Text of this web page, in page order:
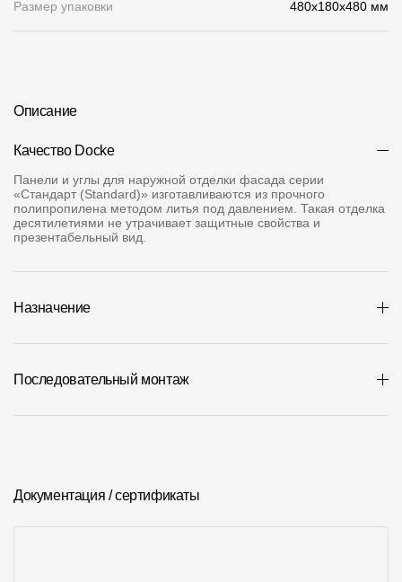
О компании
Отправка рекламации
Предложения по сотрудничеству
Вакансии
B2B
Размер упаковки 480x180x480 мм
Описание
Качество Docke
Панели и углы для наружной отделки фасада серии
«Стандарт (Standard)» изготавливаются из прочного
полипропилена методом литья под давлением. Такая отделка
десятилетиями не утрачивает защитные свойства и
презентабельный вид.
Назначение
Последовательный монтаж
Документация / сертификаты